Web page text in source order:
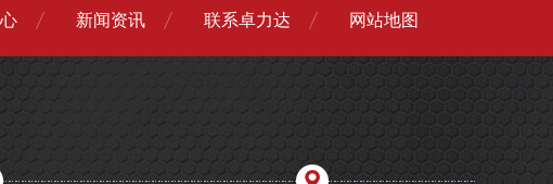
新闻资讯 联系卓力达 网站地图